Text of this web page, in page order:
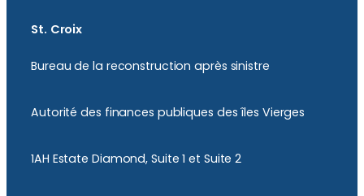
St. Croix
Bureau de la reconstruction après sinistre
Autorité des finances publiques des îles Vierges
1AH Estate Diamond, Suite 1 et Suite 2